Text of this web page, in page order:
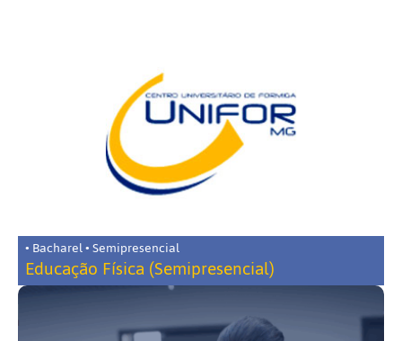
• Bacharel • Semipresencial
Educação Física (Semipresencial)